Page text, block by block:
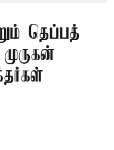
தெப்பத்
முருகன்